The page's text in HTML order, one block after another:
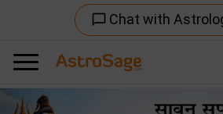
chat_bubble_outline Chat with
Previous